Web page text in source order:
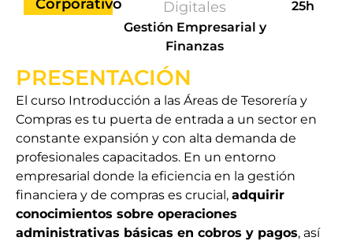
Corporativo
Digitales
Gestión Empresarial y
Finanzas
25h
PRESENTACIÓN
El curso Introducción a las Áreas de Tesorería y
Compras es tu puerta de entrada a un sector en
constante expansión y con alta demanda de
profesionales capacitados. En un entorno
empresarial donde la eficiencia en la gestión
financiera y de compras es crucial, adquirir
conocimientos sobre operaciones
administrativas básicas en cobros y pagos, así